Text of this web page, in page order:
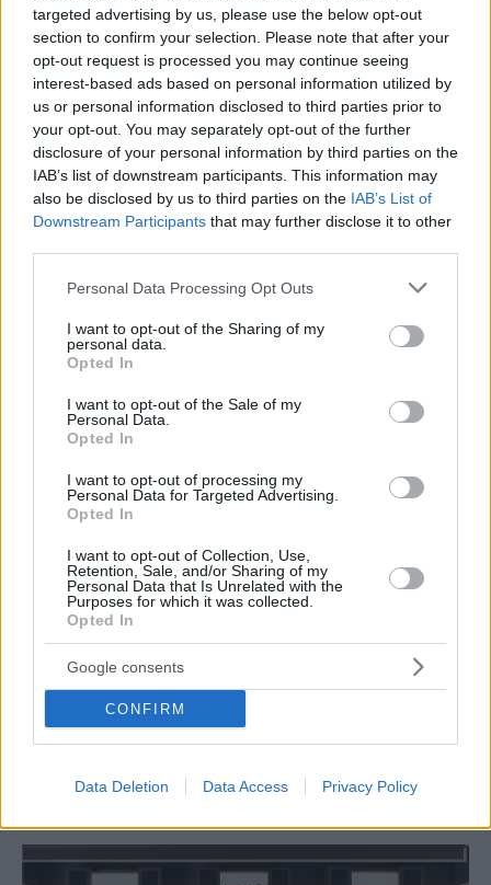
targeted advertising by us, please use the below opt-out
section to confirm your selection. Please note that after your
opt-out request is processed you may continue seeing
interest-based ads based on personal information utilized by
us or personal information disclosed to third parties prior to
your opt-out. You may separately opt-out of the further
disclosure of your personal information by third parties on the
IAB’s list of downstream participants. This information may
also be disclosed by us to third parties on the IAB’s List of
Downstream Participants that may further disclose it to other
Please note that this website/app uses one or more Google
not limited to your visit or usage behaviour. You may click to
grant or deny consent to Google and its third-party tags to
use your data for below specified purposes in below Google
consent section.
Personal Data Processing Opt Outs
I want to opt-out of the Sharing of my
personal data.
Opted In
I want to opt-out of the Sale of my
Personal Data.
Opted In
I want to opt-out of processing my
Personal Data for Targeted Advertising.
Opted In
I want to opt-out of Collection, Use,
Retention, Sale, and/or Sharing of my
Personal Data that Is Unrelated with the
Purposes for which it was collected.
Opted In
Google consents
CONFIRM
Data Deletion Data Access Privacy Policy
ΗΛΙΟΥΠΟΛΗ
βράδυ
ΝΟΤΙΑ ΠΡΟΑΣΤΙΑ
Οι νέες αφίξεις για φαγητό και ποτό στα Νότια που
ξεχωρίσαμε τον Σεπτέμβριο